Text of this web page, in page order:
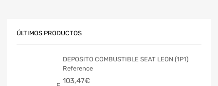
ÚLTIMOS PRODUCTOS
DEPOSITO COMBUSTIBLE SEAT LEON (1P1)
Reference
103,47€